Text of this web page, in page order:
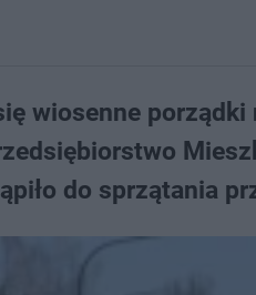
wiosenne
do sprzątania